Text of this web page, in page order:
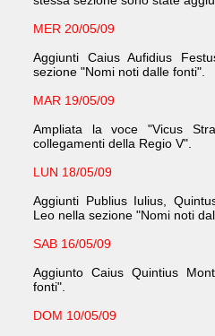
MER 20/05/09
Aggiunti Caius Aufidius
sezione "Nomi noti dalle fonti".
MAR 19/05/09
Ampliata la voce "Vicus
collegamenti della Regio V".
LUN 18/05/09
Aggiunti Publius Iulius,
Leo nella sezione "Nomi noti
SAB 16/05/09
Aggiunto Caius Quintius
fonti".
DOM 10/05/09